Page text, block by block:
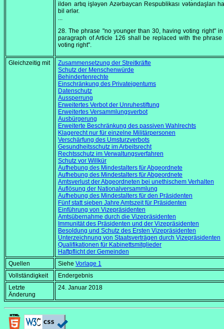
ildən artıq işləyən Azərbaycan Respublikası vətəndaşları
bil ərlər.
...
28. The phrase "no younger than 30, having voting right"
paragraph of Article 126 shall be replaced with the phrase
voting right".
Gleichzeitig mit
Zusammensetzung der Streitkräfte
Schutz der Menschenwürde
Behindertenrechte
Einschränkung des Privateigentums
Datenschutz
Aussperrung
Erweitertes Verbot der Unruhestiftung
Erweitertes Versammlungsverbot
Ausbürgerung
Erweiterte Beschränkung des passiven Wahlrechts
Klagerecht nur für einzelne Militärpersonen
Verschärfung des Umsturzverbots
Gesundheitsschutz im Arbeitsrecht
Rechtsschutz im Verwaltungsverfahren
Schutz vor Willkür
Aufhebung des Mindestalters für Abgeordnete
Aufhebung des Mindestalters für Abgeordnete
Amtsverlust der Abgeordneten bei unethischem Verhalten
Auflösung der Nationalversammlung
Aufhebung des Mindestalters für den Präsidenten
Fünf statt sieben Jahre Amtszeit für Präsidenten
Einführung von Vizepräsidenten
Amtsübernahme durch die Vizepräsidenten
Immunität des Präsidenten und der Vizepräsidenten
Besoldung und Schutz des Ersten Vizepräsidenten
Unterzeichnung von Staatsverträgen durch Vizepräsidenten
Qualifikationen für Kabinettsmitglieder
Haftpflicht der Gemeinden
Quellen
Siehe Vorlage 1
Vollständigkeit
Endergebnis
Letzte
Änderung
24. Januar 2018